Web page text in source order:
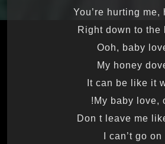
You’re hurting me,
Right down to the
Ooh, baby
My honey
It can be like it
My baby love,
Don t leave me
I can’t go on